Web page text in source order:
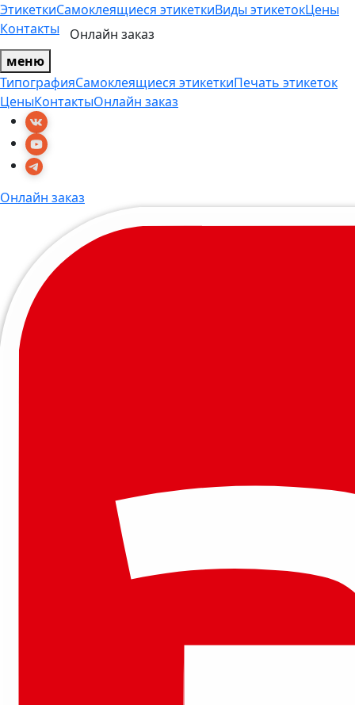
ЭтикеткиСамоклеящиеся этикеткиВиды этикетокЦены
Контакты
Онлайн заказ
меню
ТипографияСамоклеящиеся этикеткиПечать этикеток
ЦеныКонтактыОнлайн заказ
Онлайн заказ